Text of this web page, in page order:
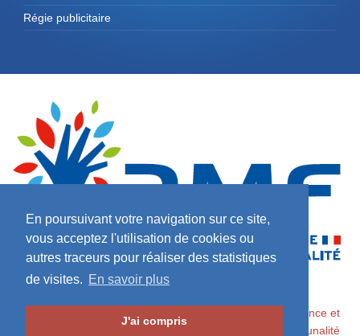
En poursuivant votre navigation sur ce site,
vous acceptez l'utilisation de cookies ou
autres traceurs pour réaliser des statistiques
de visites. En savoir plus
J'ai compris
Régie publicitaire
Maires de France / Association des Maires de France et
des Présidents d'Intercommunalité